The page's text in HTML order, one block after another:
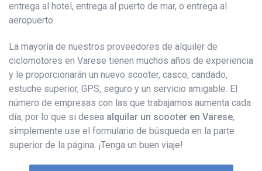
entrega al hotel, entrega al puerto de mar, o entrega al
aeropuerto.
La mayoría de nuestros proveedores de alquiler de
ciclomotores en Varese tienen muchos años de experiencia
y le proporcionarán un nuevo scooter, casco, candado,
estuche superior, GPS, seguro y un servicio amigable. El
número de empresas con las que trabajamos aumenta cada
día, por lo que si desea alquilar un scooter en Varese,
simplemente use el formulario de búsqueda en la parte
superior de la página. ¡Tenga un buen viaje!